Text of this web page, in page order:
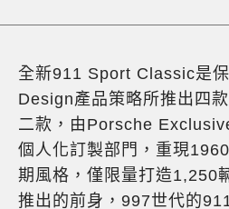
全新911 Sport Classic是
Design產品策略所推出四
二款，由Porsche
個人化訂製部門，重現
期風格，僅限量打造1,250
推出的前身，997世代的